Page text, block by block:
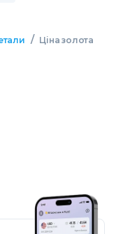
/ Ціна золота